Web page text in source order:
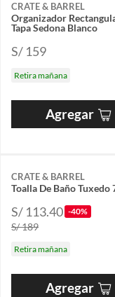
CRATE & BARREL
Organizador
Tapa Sedona Blanco
S/ 159
Retira mañana
Agregar
CRATE & BARREL
Toalla De Baño Tuxedo
S/ 113.40 -40%
S/ 189
Retira mañana
Agregar